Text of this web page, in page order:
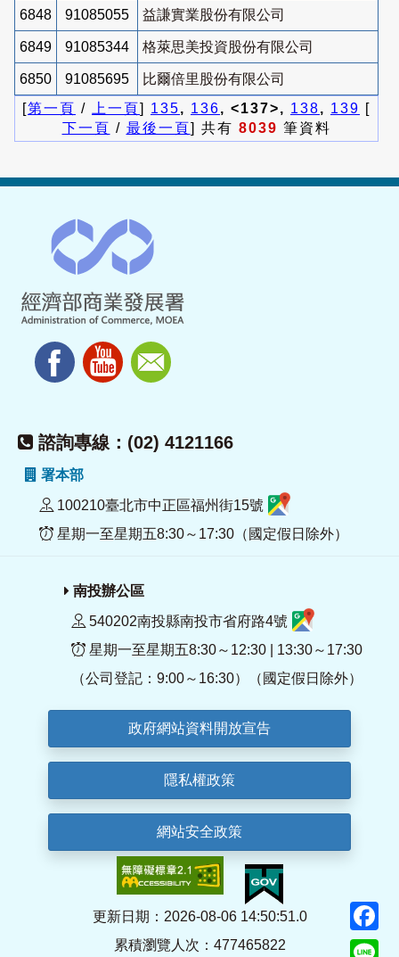
6848 91085055 益謙實業股份有限公司
6849 91085344 格萊思美投資股份有限公司
6850 91085695
比爾倍里股份有限公司
[第一頁 / 上一頁] 135, 136, <137>, 138, 139 [
下一頁 / 最後一頁] 共有 8039 筆資料
諮詢專線：(02) 4121166
署本部
100210臺北市中正區福州街15號
星期一至星期五8:30～17:30（國定假日除外）
南投辦公區
540202南投縣南投市省府路4號
星期一至星期五8:30～12:30 | 13:30～17:30
（公司登記：9:00～16:30）（國定假日除外）
政府網站資料開放宣告
隱私權政策
網站安全政策
更新日期：2026-08-06 14:50:51.0
累積瀏覽人次：477465822